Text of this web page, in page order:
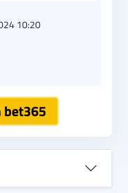
10:20
bet365